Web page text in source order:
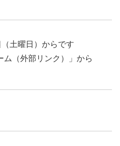
土曜日）からです
ム（外部リンク）」から